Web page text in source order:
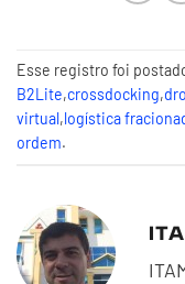
Esse registro foi
B2Lite,crossdocking,
virtual,logística
ordem.